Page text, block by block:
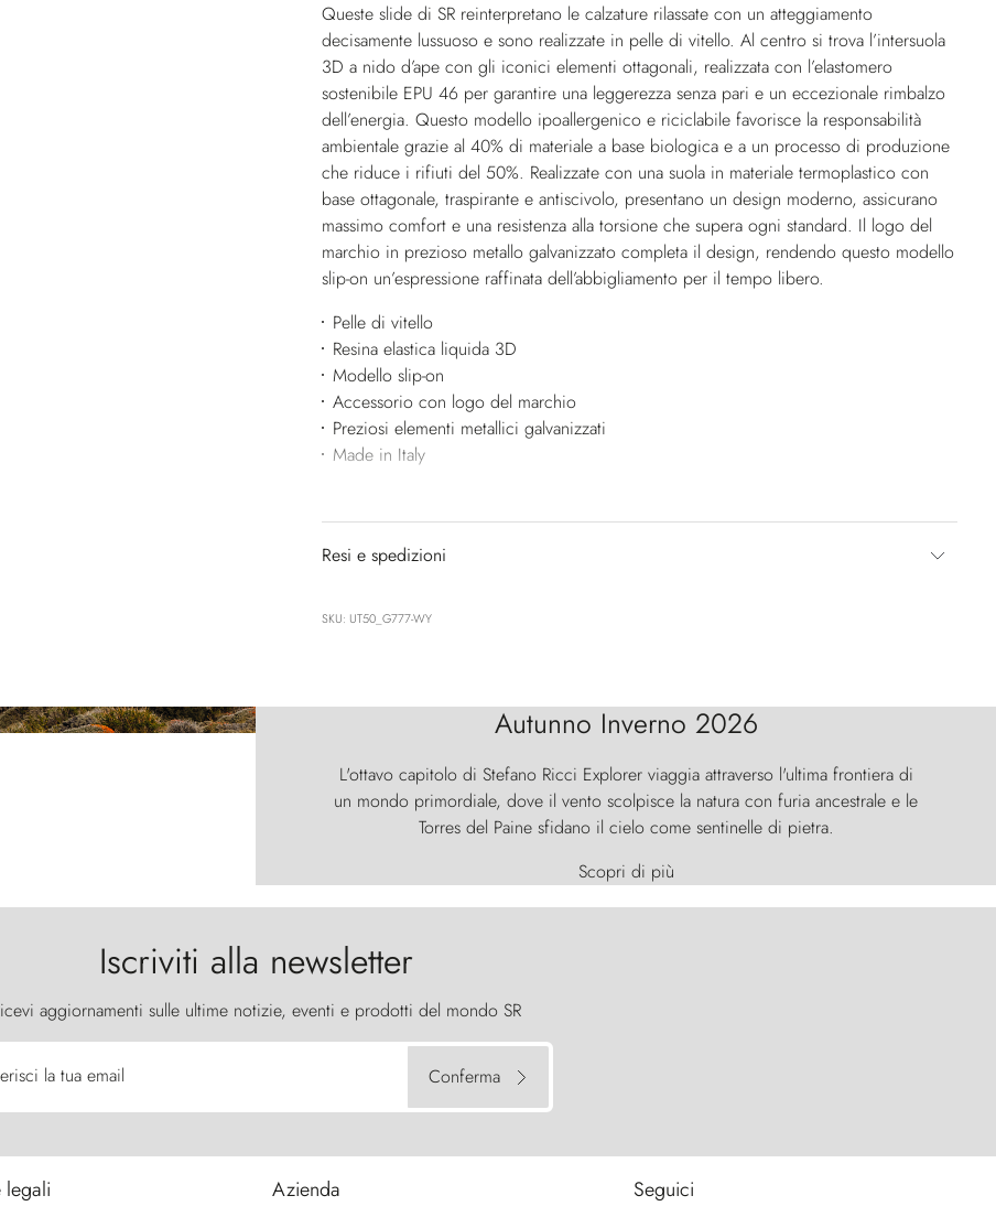
Queste slide di SR reinterpretano le calzature rilassate con un atteggiamento
decisamente lussuoso e sono realizzate in pelle di vitello. Al centro si trova l’intersuola
3D a nido d’ape con gli iconici elementi ottagonali, realizzata con l’elastomero
sostenibile EPU 46 per garantire una leggerezza senza pari e un eccezionale rimbalzo
dell’energia. Questo modello ipoallergenico e riciclabile favorisce la responsabilità
ambientale grazie al 40% di materiale a base biologica e a un processo di produzione
che riduce i rifiuti del 50%. Realizzate con una suola in materiale termoplastico con
base ottagonale, traspirante e antiscivolo, presentano un design moderno, assicurano
massimo comfort e una resistenza alla torsione che supera ogni standard. Il logo del
marchio in prezioso metallo galvanizzato completa il design, rendendo questo modello
slip-on un’espressione raffinata dell’abbigliamento per il tempo libero.
Pelle di vitello
Resina elastica liquida 3D
Modello slip-on
Accessorio con logo del marchio
Preziosi elementi metallici galvanizzati
Made in Italy
Resi e spedizioni
SKU: UT50_G777-WY
Autunno Inverno 2026
L'ottavo capitolo di Stefano Ricci Explorer viaggia attraverso l'ultima frontiera di
un mondo primordiale, dove il vento scolpisce la natura con furia ancestrale e le
Torres del Paine sfidano il cielo come sentinelle di pietra.
Scopri di più
Iscriviti alla newsletter
aggiornamenti sulle ultime notizie, eventi e prodotti del mondo SR
la tua email Conferma
legali Azienda Seguici